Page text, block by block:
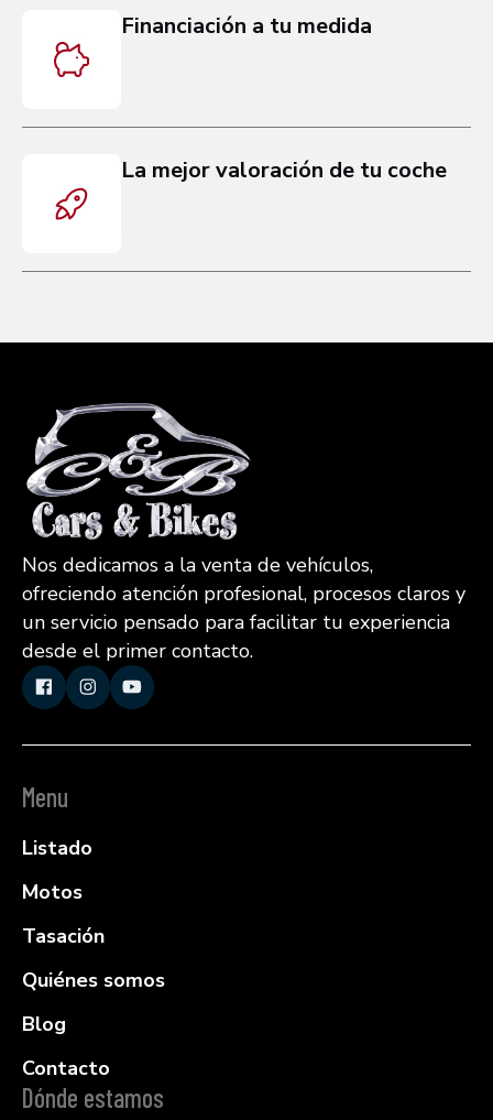
Financiación a tu medida
La mejor valoración de tu coche
Nos dedicamos a la venta de vehículos,
ofreciendo atención profesional, procesos claros y
un servicio pensado para facilitar tu experiencia
desde el primer contacto.
Menu
Listado
Motos
Tasación
Quiénes somos
Blog
Contacto
Dónde estamos